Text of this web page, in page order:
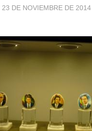
23 DE NOVIEMBRE DE